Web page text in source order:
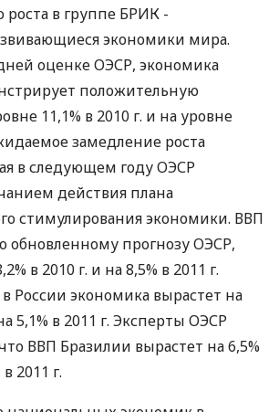
роста в группе БРИК -
экономики мира.
оценке ОЭСР, экономика
положительную
11,1% в 2010 г. и на уровне
замедление роста
в следующем году ОЭСР
действия плана
стимулирования экономики. ВВП
обновленному прогнозу ОЭСР,
в 2010 г. и на 8,5% в 2011 г.
России экономика вырастет на
5,1% в 2011 г. Эксперты ОЭСР
ВВП Бразилии вырастет на 6,5%
2011 г.